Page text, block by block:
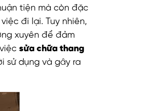
tiện mà còn đặc
đi lại. Tuy nhiên,
xuyên để đảm
sửa chữa thang
sử dụng và gây ra